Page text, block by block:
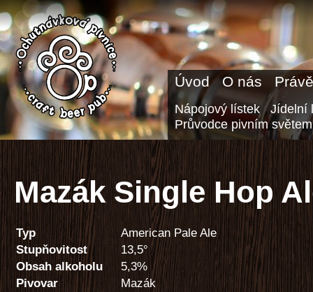
Úvod O nás
Nápojový lístek
Jídelní
Průvodce pivním světem
Mazák Single Hop
Typ
American Pale Ale
Stupňovitost
13,5°
Obsah alkoholu
5,3%
Pivovar
Mazák